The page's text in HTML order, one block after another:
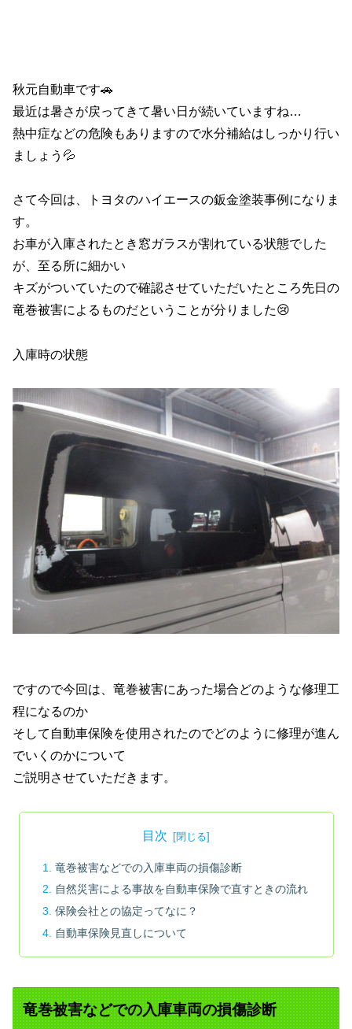
秋元自動車です🚗
最近は暑さが戻ってきて暑い日が続いていますね…
熱中症などの危険もありますので水分補給はしっかり行い
ましょう💦
さて今回は、トヨタのハイエースの鈑金塗装事例になりま
す。
お車が入庫されたとき窓ガラスが割れている状態でした
が、至る所に細かい
キズがついていたので確認させていただいたところ先日の
竜巻被害によるものだということが分りました😢
入庫時の状態
ですので今回は、竜巻被害にあった場合どのような修理工
程になるのか
そして自動車保険を使用されたのでどのように修理が進ん
でいくのかについて
ご説明させていただきます。
目次
竜巻被害などでの入庫車両の損傷診断
自然災害による事故を自動車保険で直すときの流れ
保険会社との協定ってなに？
自動車保険見直しについて
竜巻被害などでの入庫車両の損傷診断